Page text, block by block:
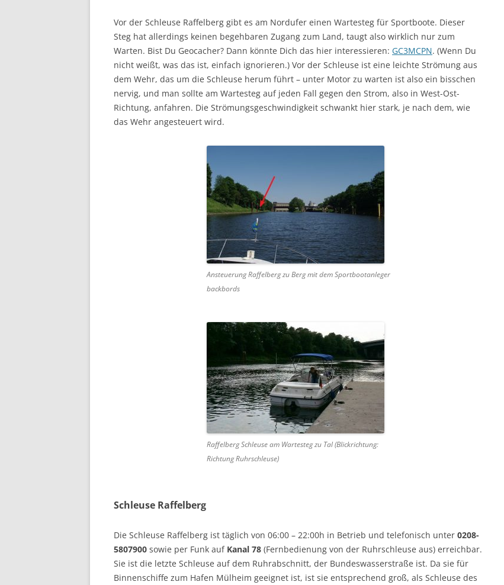
Vor der Schleuse Raffelberg gibt es am Nordufer einen Wartesteg für Sportboote. Dieser
Steg hat allerdings keinen begehbaren Zugang zum Land, taugt also wirklich nur zum
Warten. Bist Du Geocacher? Dann könnte Dich das hier interessieren: GC3MCPN. (Wenn Du
nicht weißt, was das ist, einfach ignorieren.) Vor der Schleuse ist eine leichte Strömung aus
dem Wehr, das um die Schleuse herum führt – unter Motor zu warten ist also ein bisschen
nervig, und man sollte am Wartesteg auf jeden Fall gegen den Strom, also in West-Ost-
Richtung, anfahren. Die Strömungsgeschwindigkeit schwankt hier stark, je nach dem, wie
das Wehr angesteuert wird.
Ansteuerung Raffelberg zu Berg mit dem Sportbootanleger
backbords
Raffelberg Schleuse am Wartesteg zu Tal (Blickrichtung:
Richtung Ruhrschleuse)
Schleuse Raffelberg
Die Schleuse Raffelberg ist täglich von 06:00 – 22:00h in Betrieb und telefonisch unter 0208-
5807900 sowie per Funk auf Kanal 78 (Fernbedienung von der Ruhrschleuse aus) erreichbar.
Sie ist die letzte Schleuse auf dem Ruhrabschnitt, der Bundeswasserstraße ist. Da sie für
Binnenschiffe zum Hafen Mülheim geeignet ist, ist sie entsprechend groß, als Schleuse des